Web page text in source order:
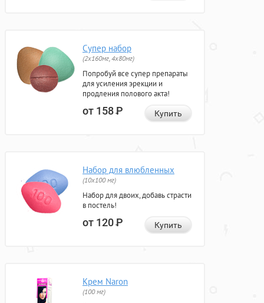
Супер набор
(2х160мг, 4х80мг)
Попробуй все супер препараты
для усиления эрекции и
продления полового акта!
от 158Р Купить
Набор для влюбленных
(10х100 мг)
Набор для двоих, добавь страсти
в постель!
от 120Р Купить
Крем Naron
(100 мг)